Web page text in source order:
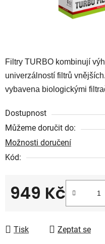
Filtry TURBO kombinují
univerzálností filtrů
vybavena biologickými
Dostupnost
Můžeme doručit do:
Možnosti doručení
Kód:
949 Kč
Tisk Zeptat se